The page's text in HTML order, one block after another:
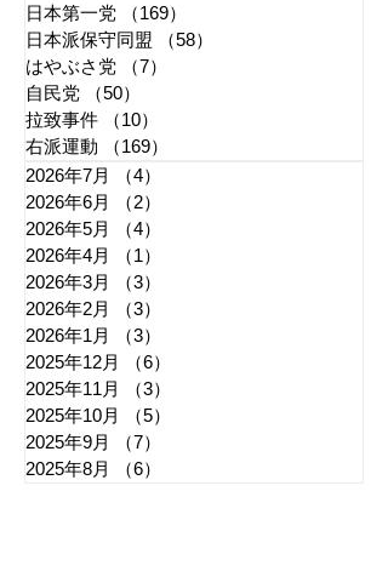
日本第一党
（169）
日本派保守同盟
（58）
はやぶさ党
（7）
自民党
（50）
拉致事件
（10）
右派運動
（169）
2026年7月
（4）
2026年6月
（2）
2026年5月
（4）
2026年4月
（1）
2026年3月
（3）
2026年2月
（3）
2026年1月
（3）
2025年12月
（6）
2025年11月
（3）
2025年10月
（5）
2025年9月
（7）
2025年8月
（6）